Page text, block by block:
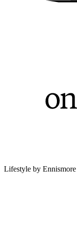
Lifestyle by Ennismore